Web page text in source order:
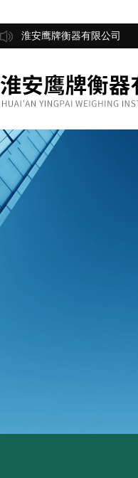
淮安鹰牌衡器有限公司